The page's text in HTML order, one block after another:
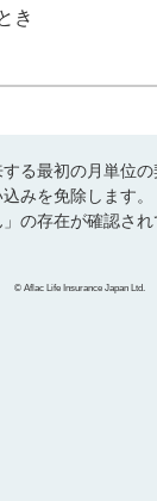
き
る最初の月単位
みを免除します。
の存在が確認され
© Aflac Life Insurance Japan Ltd.